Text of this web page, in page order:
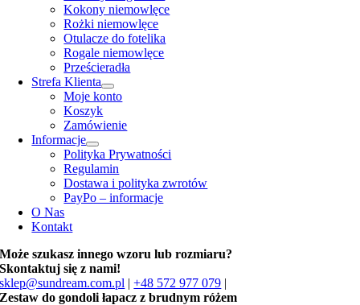
Kokony niemowlęce
Rożki niemowlęce
Otulacze do fotelika
Rogale niemowlęce
Prześcieradła
Strefa Klienta
Moje konto
Koszyk
Zamówienie
Informacje
Polityka Prywatności
Regulamin
Dostawa i polityka zwrotów
PayPo – informacje
O Nas
Kontakt
Może szukasz innego wzoru lub rozmiaru?
Skontaktuj się z nami!
sklep@sundream.com.pl |+48 572 977 079 |
Zestaw do gondoli łapacz z brudnym różem